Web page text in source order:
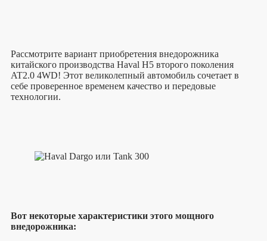
Рассмотрите вариант приобретения внедорожника
китайского производства Haval H5 второго поколения
AT2.0 4WD! Этот великолепный автомобиль сочетает в
себе проверенное временем качество и передовые
технологии.
Вот некоторые характеристики этого мощного
внедорожника: